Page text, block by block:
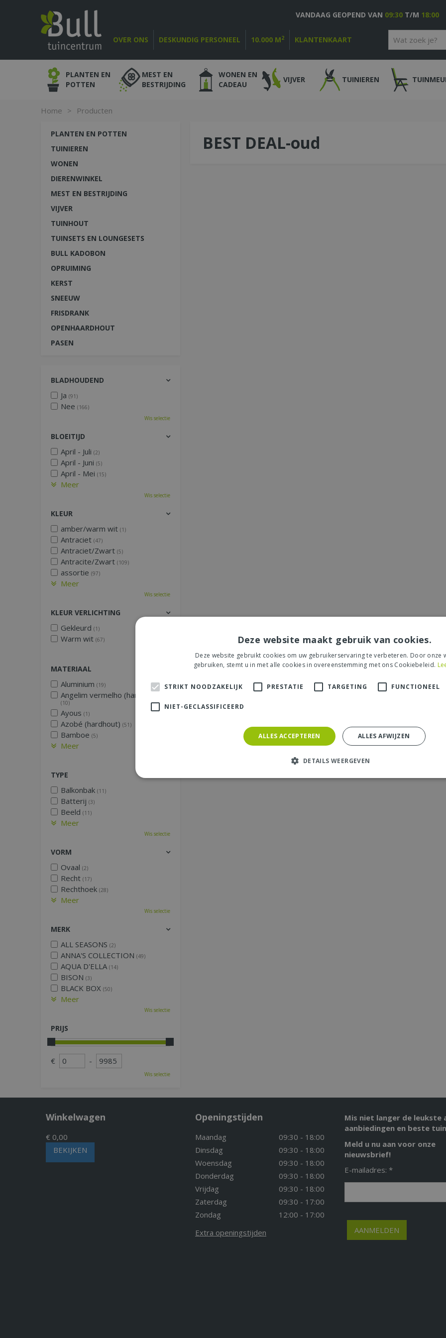
Home > Producten
OVER ONS DESKUNDIG PERSONEEL 10.000 M2 KLANTENKAART
VANDAAG GEOPEND VAN 09:30 T/M 18:00
PLANTEN EN
POTTEN
MEST EN
BESTRIJDING
WONEN EN
CADEAU
VIJVER TUINIEREN
BEST DEAL-oud
PLANTEN EN POTTEN
TUINIEREN
WONEN
DIERENWINKEL
MEST EN BESTRIJDING
VIJVER
TUINHOUT
TUINSETS EN LOUNGESETS
BULL KADOBON
OPRUIMING
KERST
SNEEUW
FRISDRANK
OPENHAARDHOUT
PASEN
BLADHOUDEND
Ja (91)
Nee (166)
Wis selectie
BLOEITIJD
April - Juli (2)
April - Juni (5)
April - Mei (15)
Meer
Wis selectie
KLEUR
amber/warm wit (1)
Antraciet (47)
Antraciet/Zwart (5)
Antracite/Zwart (109)
assortie (97)
Meer
Wis selectie
KLEUR VERLICHTING
Gekleurd (1)
Warm wit (67)
MATERIAAL
Aluminium (19)
Angelim vermelho (hardhout)
(10)
Ayous (1)
Azobé (hardhout) (51)
Bamboe (5)
Meer
TYPE
Balkonbak (11)
Batterij (3)
Beeld (11)
Meer
Wis selectie
VORM
Ovaal (2)
Recht (17)
Rechthoek (28)
Meer
Wis selectie
MERK
ALL SEASONS (2)
ANNA'S COLLECTION (49)
AQUA D'ELLA (14)
BISON (3)
BLACK BOX (50)
Meer
Wis selectie
PRIJS
€ -
Wis selectie
Winkelwagen
€ 0,00
BEKIJKEN
Openingstijden
Maandag
09:30 - 18:00
Dinsdag
09:30 - 18:00
Woensdag
09:30 - 18:00
Donderdag
09:30 - 18:00
Vrijdag
09:30 - 18:00
Zaterdag
09:30 - 17:00
Zondag
12:00 - 17:00
Extra openingstijden
Mis niet langer de leukste
aanbiedingen en beste
Meld u nu aan voor onze
nieuwsbrief!
E-mailadres: *
Deze website maakt gebruik van cookies.
Deze website gebruikt cookies om uw gebruikerservaring te verbeteren. Door onze
gebruiken, stemt u in met alle cookies in overeenstemming met ons Cookiebeleid.
STRIKT NOODZAKELIJK PRESTATIE TARGETING FUNCTIONEEL
NIET-GECLASSIFICEERD
ALLES ACCEPTEREN ALLES AFWIJZEN
DETAILS WEERGEVEN